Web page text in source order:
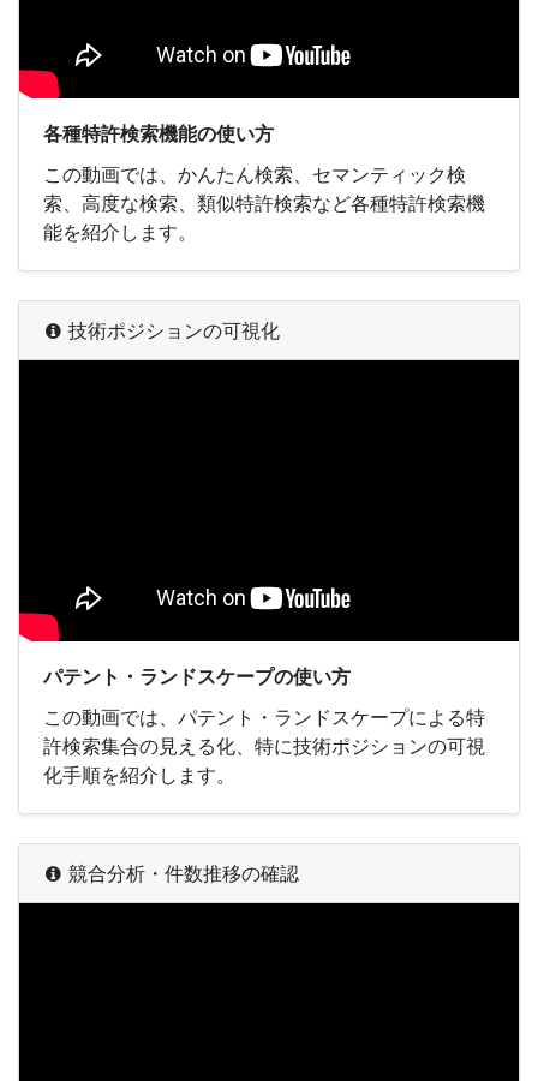
各種特許検索機能の使い方
この動画では、かんたん検索、セマンティック検
索、高度な検索、類似特許検索など各種特許検索機
能を紹介します。
技術ポジションの可視化
パテント・ランドスケープの使い方
この動画では、パテント・ランドスケープによる特
許検索集合の見える化、特に技術ポジションの可視
化手順を紹介します。
競合分析・件数推移の確認